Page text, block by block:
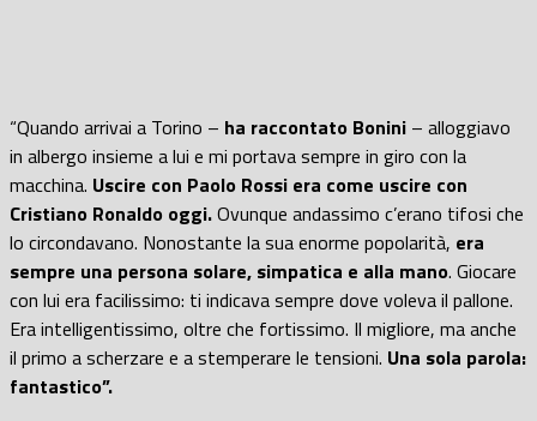
“Quando arrivai a Torino – ha raccontato Bonini – alloggiavo
in albergo insieme a lui e mi portava sempre in giro con la
macchina. Uscire con Paolo Rossi era come uscire con
Cristiano Ronaldo oggi.Ovunque andassimo c’erano tifosi che
lo circondavano. Nonostante la sua enorme popolarità, era
sempre una persona solare, simpatica e alla mano. Giocare
con lui era facilissimo: ti indicava sempre dove voleva il pallone.
Era intelligentissimo, oltre che fortissimo. Il migliore, ma anche
il primo a scherzare e a stemperare le tensioni. Una sola parola:
fantastico”.